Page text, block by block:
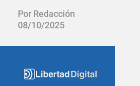
Por Redacción
08/10/2025